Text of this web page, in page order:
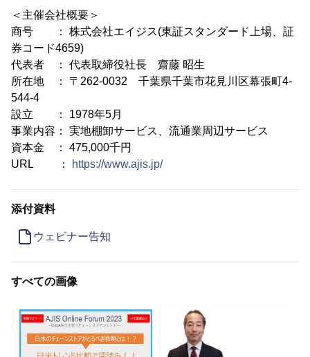
＜主催会社概要＞
商号 ： 株式会社エイジス(東証スタンダード上場、証
券コード4659)
代表者 ： 代表取締役社長 齋藤 昭生
所在地 ： 〒262-0032 千葉県千葉市花見川区幕張町4-
544-4
設立 ： 1978年5月
事業内容： 実地棚卸サービス、流通業周辺サービス
資本金 ： 475,000千円
URL ：
https://www.ajis.jp/
添付資料
ウェビナー告知
すべての画像